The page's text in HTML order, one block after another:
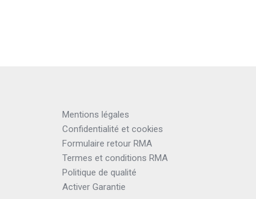
Mentions légales
Confidentialité et cookies
Formulaire retour RMA
Termes et conditions RMA
Politique de qualité
Activer Garantie